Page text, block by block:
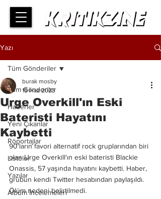
Yazı
Tüm Gönderiler
Haberler
Yeni Çıkanlar
Röportajlar
Listeler
Yazılar
Albüm İncelemeleri
Tüm Gönderiler
Urge Overkill'ın Eski
Bateristi Hayatını
Kaybetti
burak mosby
15 Haz 2023
90'ların favori alternatif rock gruplarından biri
olan Urge Overkill'ın eski bateristi Blackie
Onassis, 57 yaşında hayatını kaybetti. Haber,
grubun kendi Twitter hesabından paylaşıldı.
Ölüm nedeni belirtilmedi.